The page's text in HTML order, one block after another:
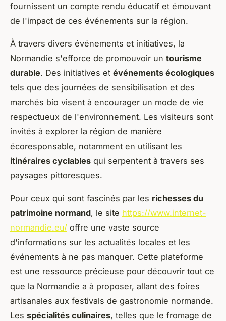
fournissent un compte rendu éducatif et émouvant
de l'impact de ces événements sur la région.
À travers divers événements et initiatives, la
Normandie s'efforce de promouvoir un tourisme
durable. Des initiatives et événements écologiques
tels que des journées de sensibilisation et des
marchés bio visent à encourager un mode de vie
respectueux de l'environnement. Les visiteurs sont
invités à explorer la région de manière
écoresponsable, notamment en utilisant les
itinéraires cyclables qui serpentent à travers ses
paysages pittoresques.
Pour ceux qui sont fascinés par les richesses du
patrimoine normand, le site https://www.internet-
normandie.eu/ offre une vaste source
d'informations sur les actualités locales et les
événements à ne pas manquer. Cette plateforme
est une ressource précieuse pour découvrir tout ce
que la Normandie a à proposer, allant des foires
artisanales aux festivals de gastronomie normande.
Les spécialités culinaires, telles que le fromage de